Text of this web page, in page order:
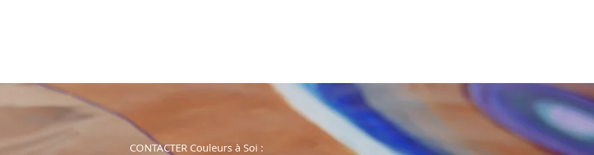
CONTACTER Couleurs à Soi :